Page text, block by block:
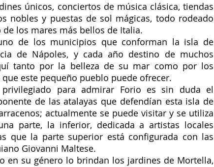
Información ITALIA
únicos, conciertos de música clásica, tiendas
nobles y puestas de sol mágicas, todo rodeado
los mares más bellos de Italia.
de los municipios que conforman la isla de
de Nápoles, y cada año destino de muchos
tanto por la belleza de su mar como por los
este pequeño pueblo puede ofrecer.
para admirar Forio es sin duda el
de las atalayas que defendían esta isla de
actualmente se puede visitar y se utiliza
parte, la inferior, dedicada a artistas locales
que la parte superior está configurada con las
Giovanni Maltese.
en su género lo brindan los jardines de Mortella,